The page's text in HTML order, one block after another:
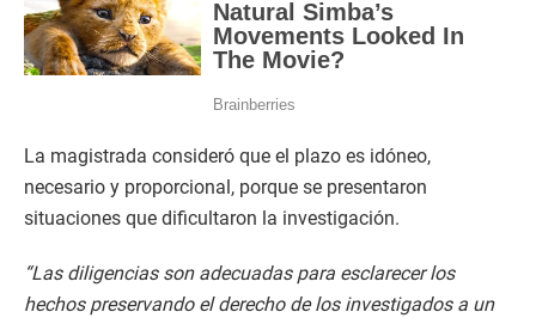
La magistrada consideró que el plazo es idóneo,
necesario y proporcional, porque se presentaron
situaciones que dificultaron la investigación.
“Las diligencias son adecuadas para esclarecer los
hechos preservando el derecho de los investigados a un